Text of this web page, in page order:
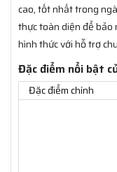
cao, tốt nhất trong
thực toàn diện để bảo
hình thức với hỗ trợ
Đặc điểm nổi bật
Đặc điểm chính